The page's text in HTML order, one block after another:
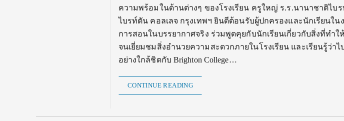
ความพร้อมในด้านต่างๆ ของโรงเรียน ครูใหญ่ ร.ร.นานาชาติไบร
ไบรท์ตัน คอลเลจ กรุงเทพฯ ยินดีต้อนรับผู้ปกครองและนักเรียนในง
การสอนในบรรยากาศจริง ร่วมพูดคุยกับนักเรียนเกี่ยวกับสิ่งที่ทำ
จนเยี่ยมชมสิ่งอำนวยความสะดวกภายในโรงเรียน และเรียนรู้ว่า
อย่างใกล้ชิดกับ Brighton College…
CONTINUE READING